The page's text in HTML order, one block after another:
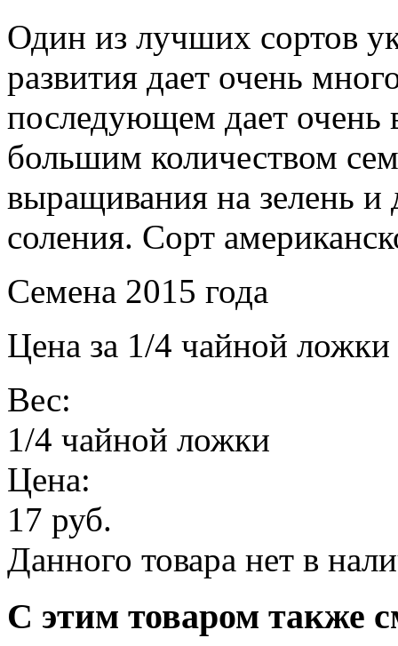
Один из лучших сортов
развития дает очень
последующем дает очень
большим количеством
выращивания на зелень и
соления. Сорт
Семена 2015 года
Цена за 1/4 чайной ложки
Вес:
1/4 чайной ложки
Цена:
17 руб.
Данного товара нет в
С этим товаром также